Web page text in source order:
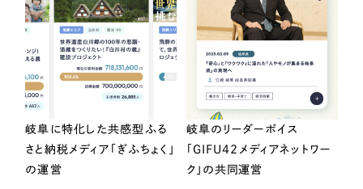
岐阜に特化した共感型ふる
さと納税メディア「ぎふちょく」
の運営
岐阜のリーダーボイス
「GIFU42メディアネットワー
ク」の共同運営